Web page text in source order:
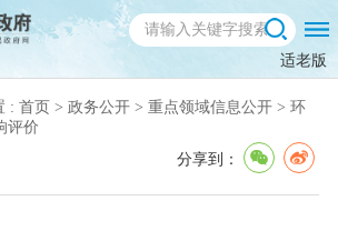
适老版
: 首页 > 政务公开 > 重点领域信息公开 > 环
评价
分享到：